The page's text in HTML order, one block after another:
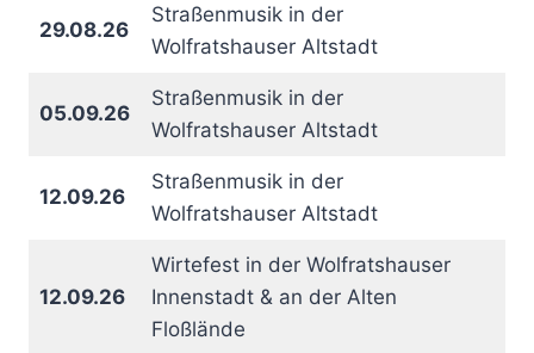
29.08.26
Straßenmusik in der
Wolfratshauser Altstadt
05.09.26
Straßenmusik in der
Wolfratshauser Altstadt
12.09.26
Straßenmusik in der
Wolfratshauser Altstadt
12.09.26
Wirtefest in der Wolfratshauser
Innenstadt & an der Alten
Floßlände